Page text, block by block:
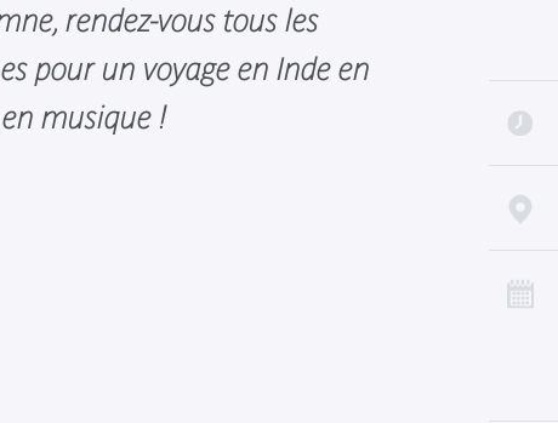
rendez-vous tous les
pour un voyage en Inde en
musique !